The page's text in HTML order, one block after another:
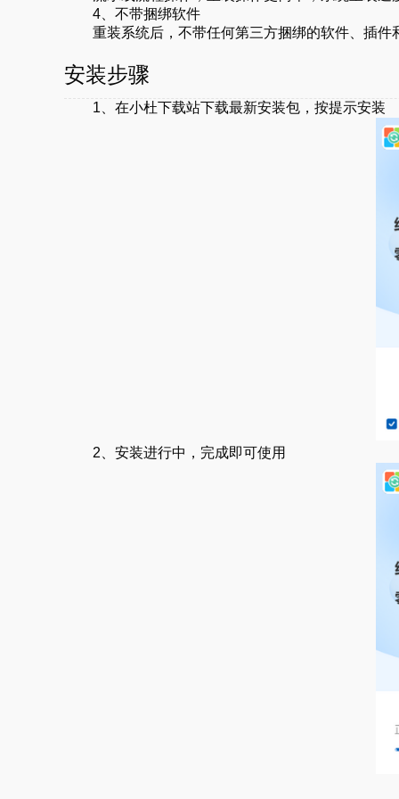
4、不带捆绑软件
重装系统后，不带任何第三方捆绑的软件、插件
安装步骤
1、在小杜下载站下载最新安装包，按提示安装
2、安装进行中，完成即可使用